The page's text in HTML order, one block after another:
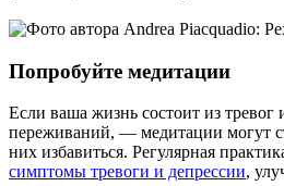
Попробуйте медитации
Если ваша жизнь состоит из тревог
переживаний, — медитации могут
них избавиться. Регулярная
симптомы тревоги и депрессии,